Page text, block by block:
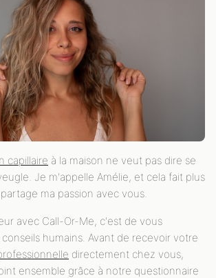
capillaire à la maison ne veut pas dire se
Je m'appelle Amélie, et cela fait plus
ma passion avec vous.
avec Call-Or-Me, c'est de vous
humains. Avant de recevoir votre
directement chez vous,
ensemble grâce à notre questionnaire